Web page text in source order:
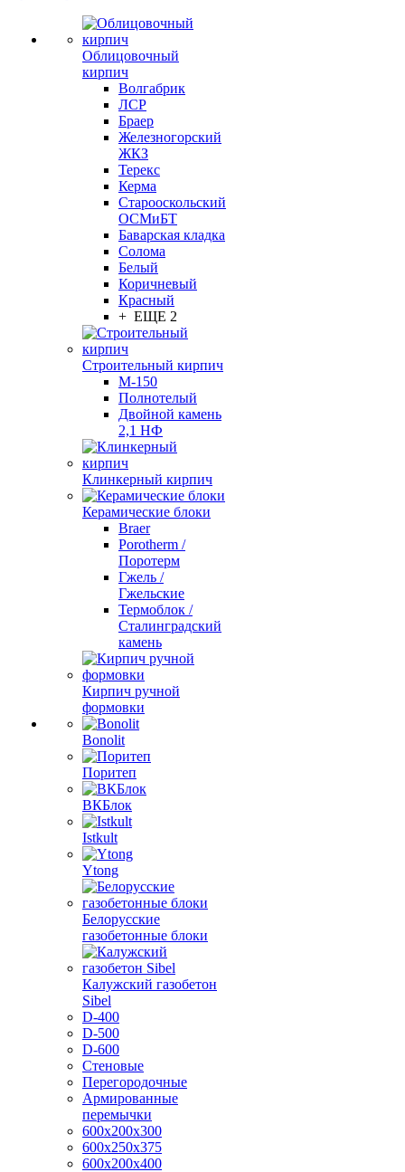
Облицовочный
кирпич
Волгабрик
ЛСР
Браер
Железногорский
ЖКЗ
Терекс
Керма
Старооскольский
ОСМиБТ
Баварская кладка
Солома
Белый
Коричневый
Красный
+ ЕЩЕ 2
Строительный кирпич
М-150
Полнотелый
Двойной камень
2,1 НФ
Клинкерный кирпич
Керамические блоки
Braer
Porotherm /
Поротерм
Гжель /
Гжельские
Термоблок /
Сталинградский
камень
Кирпич ручной
формовки
Bonolit
Поритеп
ВКБлок
Istkult
Ytong
Белорусские
газобетонные блоки
Калужский газобетон
Sibel
D-400
D-500
D-600
Стеновые
Перегородочные
Армированные
перемычки
600х200х300
600х250х375
600х200х400